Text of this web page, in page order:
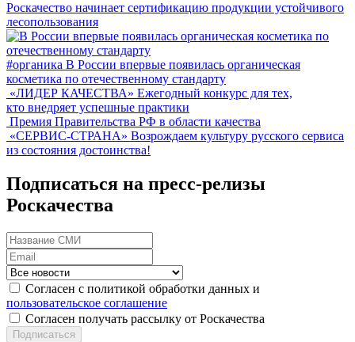
Роскачество начинает сертификацию продукции устойчивого
лесопользования
#органика В России впервые появилась органическая
косметика по отечественному стандарту
«ЛИДЕР КАЧЕСТВА» Ежегодный конкурс для тех,
кто внедряет успешные практики
Премия Правительства РФ в области качества
«СЕРВИС-СТРАНА» Возрождаем культуру русского сервиса
из состояния достоинства!
Подписаться на пресс-релизы
Роскачества
Согласен с политикой обработки данных и
пользовательское соглашение
Согласен получать рассылку от Роскачества
Подписаться